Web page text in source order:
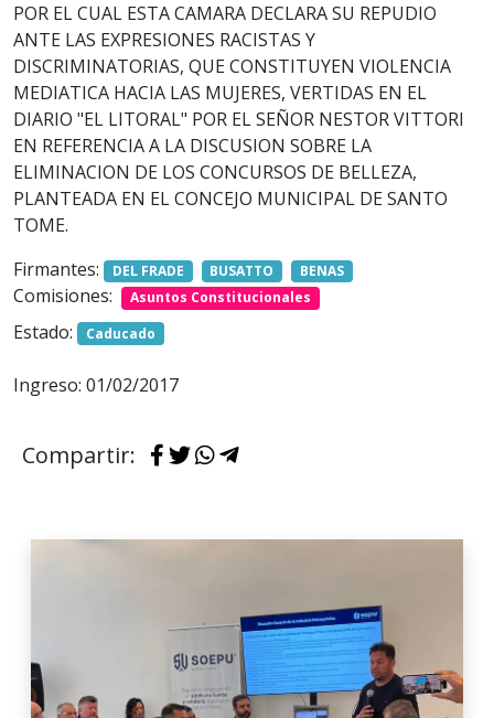
POR EL CUAL ESTA CAMARA DECLARA SU REPUDIO
ANTE LAS EXPRESIONES RACISTAS Y
DISCRIMINATORIAS, QUE CONSTITUYEN VIOLENCIA
MEDIATICA HACIA LAS MUJERES, VERTIDAS EN EL
DIARIO "EL LITORAL" POR EL SEÑOR NESTOR VITTORI
EN REFERENCIA A LA DISCUSION SOBRE LA
ELIMINACION DE LOS CONCURSOS DE BELLEZA,
PLANTEADA EN EL CONCEJO MUNICIPAL DE SANTO
TOME.
Firmantes:
DEL FRADE BUSATTO BENAS
Comisiones: Asuntos Constitucionales
Estado: Caducado
Ingreso: 01/02/2017
Compartir: